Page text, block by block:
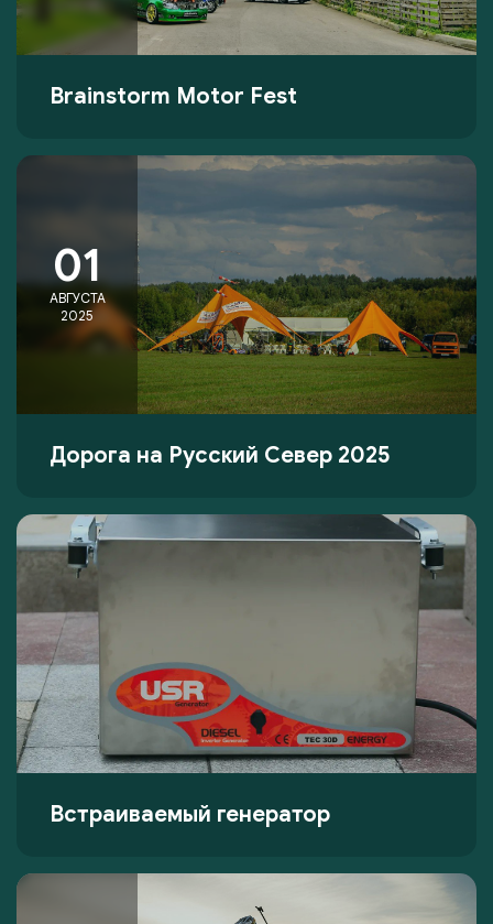
Brainstorm Motor Fest
01
АВГУСТА
2025
Дорога на Русский Север 2025
Встраиваемый генератор